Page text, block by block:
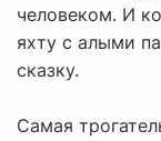
человеком. И
яхту с алыми
сказку.
Самая